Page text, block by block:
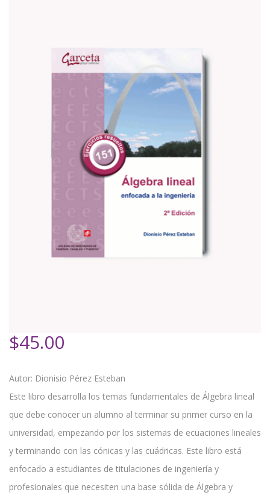
$45.00
Autor: Dionisio Pérez Esteban
Este libro desarrolla los temas fundamentales de Álgebra lineal
que debe conocer un alumno al terminar su primer curso en la
universidad, empezando por los sistemas de ecuaciones lineales
y terminando con las cónicas y las cuádricas. Este libro está
enfocado a estudiantes de titulaciones de ingeniería y
profesionales que necesiten una base sólida de Álgebra y